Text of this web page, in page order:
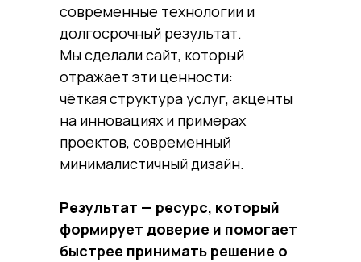
современные технологии и
долгосрочный результат.
Мы сделали сайт, который
отражает эти ценности:
чёткая структура услуг, акценты
на инновациях и примерах
проектов, современный
минималистичный дизайн.
Результат — ресурс, который
формирует доверие и помогает
быстрее принимать решение о